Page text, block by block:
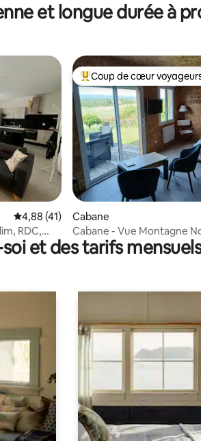
et longue durée à
: 4,96 sur 5
Évaluation moyenne sur la base de 41
4,88 (41)
RDC,
Coups de cœur voyageurs
Coup de cœur
Cabane
Cabane - Vue Montagne
et des tarifs